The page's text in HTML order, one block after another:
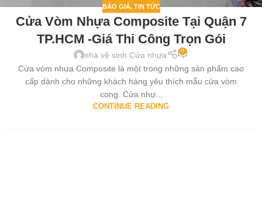
BÁO GIÁ, TIN TỨC
Cửa Vòm Nhựa Composite Tại Quận 7
TP.HCM -Giá Thi Công Trọn Gói
nhà vệ sinh Cửa nhựa 0
Cửa vòm nhựa Composite là một trong những sản phẩm cao
cấp dành cho những khách hàng yêu thích mẫu cửa vòm
cong. Cửa nhự...
CONTINUE READING